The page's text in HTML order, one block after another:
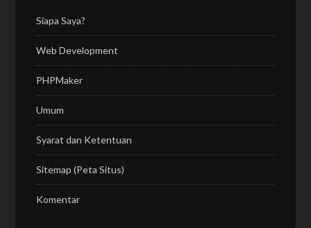
Siapa Saya?
Web Development
PHPMaker
Umum
Syarat dan Ketentuan
Sitemap (Peta Situs)
Komentar